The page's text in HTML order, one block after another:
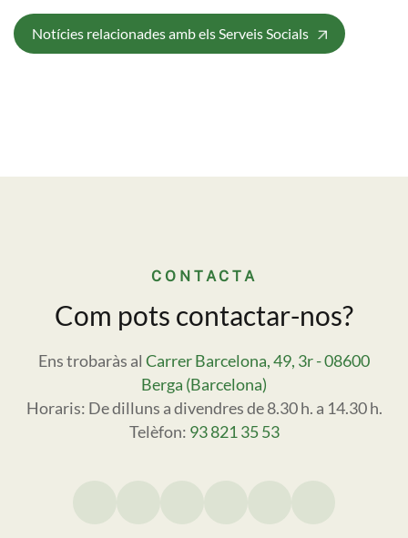
Notícies relacionades amb els Serveis Socials
CONTACTA
Com pots contactar-nos?
Ens trobaràs al Carrer Barcelona, 49, 3r - 08600
Berga (Barcelona)
Horaris: De dilluns a divendres de 8.30 h. a 14.30 h.
Telèfon: 93 821 35 53